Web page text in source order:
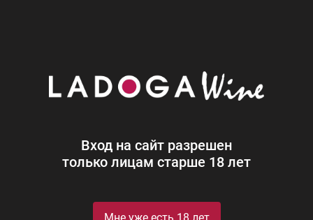
Вход на сайт разрешен
только лицам старше 18 лет
Красное
Портобелло Мерло Тревенеция